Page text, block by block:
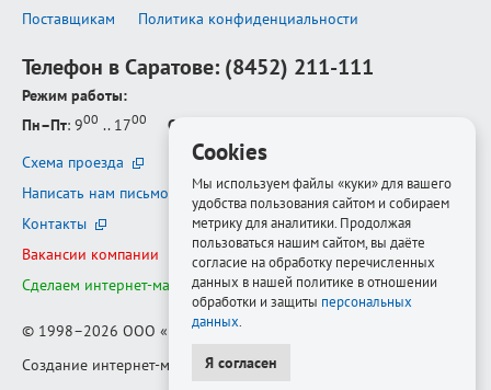
Поставщикам
Политика конфиденциальности
Телефон в Саратове: (8452) 211-111
Режим работы:
Пн–Пт: 900 .. 1700 Сб–Вс
Схема проезда
Написать нам письмо
Контакты
Вакансии компании
Сделаем интернет-магазин ещё лучше
© 1998–2026 ООО «Белфорт-РМ»
Создание интернет-магазина—Медиапродукт
Cookies
Мы используем файлы «куки» для вашего
удобства пользования сайтом и собираем
метрику для аналитики. Продолжая
пользоваться нашим сайтом, вы даёте
согласие на обработку перечисленных
данных в нашей политике в отношении
обработки и защиты персональных
данных
Я согласен